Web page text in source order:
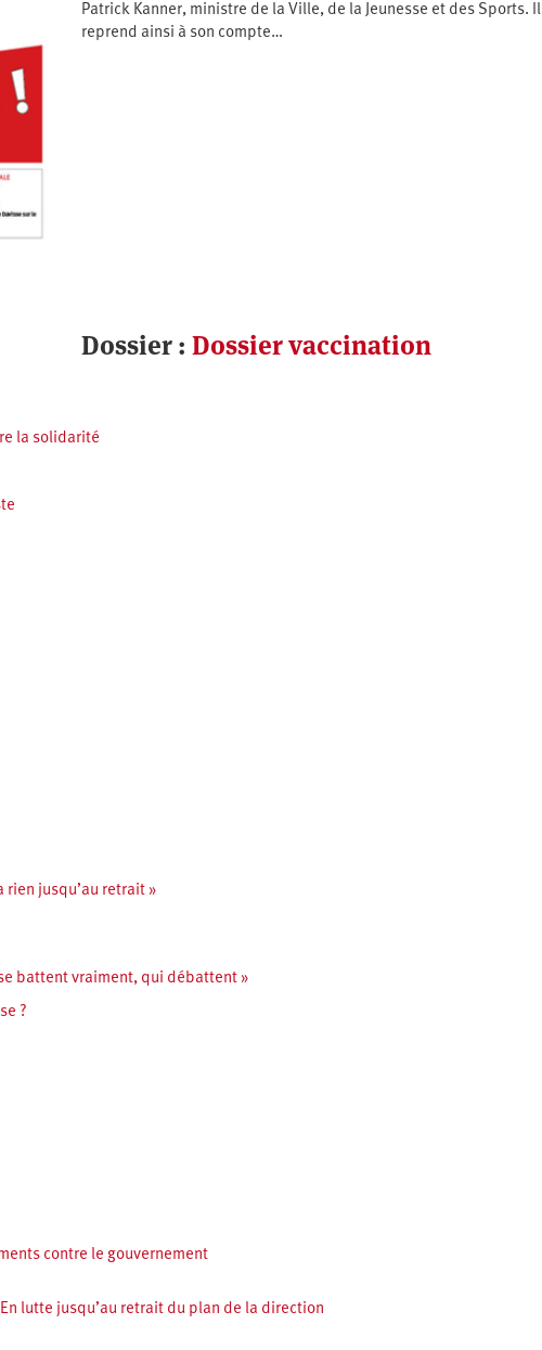
Patrick Kanner, ministre de la Ville, de la Jeunesse et des Sports. Il
reprend ainsi à son compte…
Dossier : Dossier vaccination
la solidarité
rien jusqu’au retrait »
battent vraiment, qui débattent »
?
contre le gouvernement
lutte jusqu’au retrait du plan de la direction